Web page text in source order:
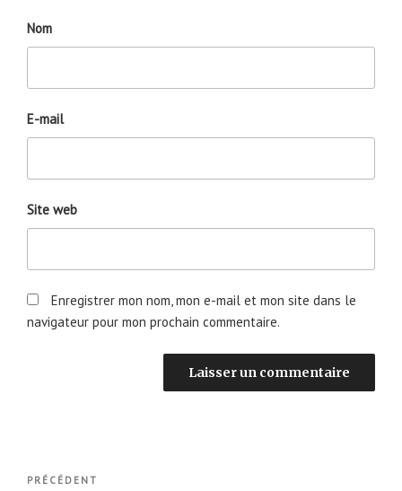
Nom
E-mail
Site web
Enregistrer mon nom, mon e-mail et mon site dans le
navigateur pour mon prochain commentaire.
Navigation
Article
PRÉCÉDENT